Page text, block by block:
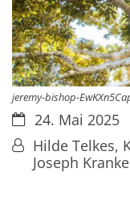
jeremy-bishop-
Datum:24. Mai 2025
Von:Hilde Telkes,
Joseph